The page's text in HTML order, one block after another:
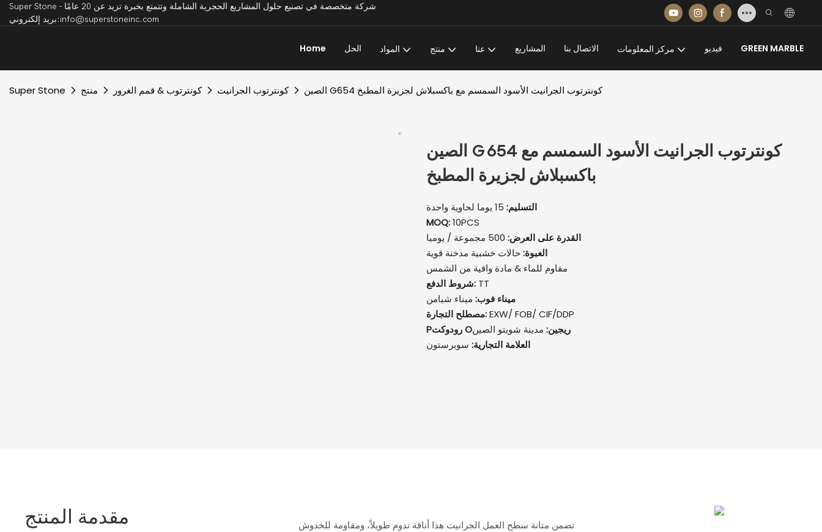
بريد إلكتروني:info@superstoneinc.com
Home الحل المواد منتج عنا المشاريع الاتصال بنا مركز المعلومات فيديو GREEN MARBLE
Super Stone منتج كونترتوب & قمم الغرور كونترتوب الجرانيت الصين G654 كونترتوب الجرانيت الأسود السمسم مع باكسبلاش لجزيرة المطبخ
الصين G654 كونترتوب الجرانيت الأسود السمسم مع
باكسبلاش لجزيرة المطبخ
التسليم: 15 يوما لحاوية واحدة
MOQ:10PCS
القدرة على العرض: 500 مجموعة / يوميا
العبوة:حالات خشبية مدخنة قوية
مقاوم للماء & مادة واقية من الشمس
شروط الدفع: TT
ميناء فوب: ميناء شيامن
مصطلح التجارة:EXW/ FOB/ CIF/DDP
Pرودوكت Oريجين: مدينة شويتو الصين
العلامة التجارية: سوبرستون
مقدمة المنتج
تضمن متانة سطح العمل الجرانيت هذا أناقة تدوم طويلاً، ومقاومة للخدوش